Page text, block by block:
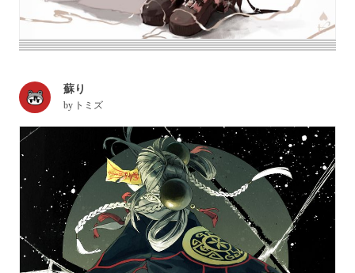
蘇り
by トミズ